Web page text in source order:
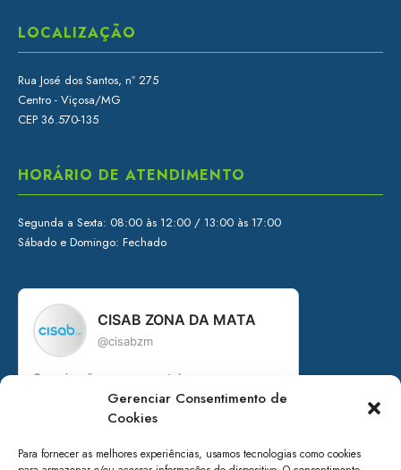
Gerenciar Consentimento de
Cookies
Para fornecer as melhores experiências, usamos tecnologias como cookies
LOCALIZAÇÃO
Rua José dos Santos, nº 275
Centro - Viçosa/MG
CEP 36.570-135
HORÁRIO DE ATENDIMENTO
Segunda a Sexta: 08:00 às 12:00 / 13:00 às 17:00
Sábado e Domingo: Fechado
CISAB ZONA DA MATA
@cisabzm
Organização governamental
Consórcio Intermunicipal de Saneamento
Básico da Zona da Mata de Minas Gerais